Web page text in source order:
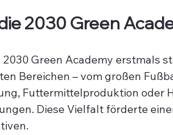
2030 Green
2030 Green Academy erstmals
Bereichen – vom großen
Futtermittelproduktion oder
Diese Vielfalt förderte